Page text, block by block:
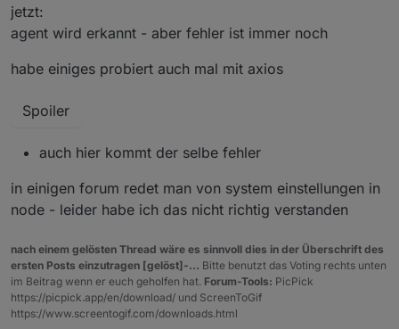
Neuer Versuch ohne Fehlermeldung (funktioniert bei
const url = 'https://corona-ampel.gv.at/sites/
        let arr = JSON.parse(json).warnstufen;
        for(let i = 0; i < arr.length; i++) {
if(arr[i].name == 'Graz (Stadt)')
        else log('Graz Warnstufe: 1');
    });
jetzt:
agent wird erkannt - aber fehler ist immer noch
habe einiges probiert auch mal mit axios
Spoiler
auch hier kommt der selbe fehler
in einigen forum redet man von system einstellungen in
node - leider habe ich das nicht richtig verstanden
nach einem gelösten Thread wäre es sinnvoll dies in der Überschrift des
ersten Posts einzutragen [gelöst]-... Bitte benutzt das Voting rechts unten
im Beitrag wenn er euch geholfen hat. Forum-Tools: PicPick
https://picpick.app/en/download/ und ScreenToGif
https://www.screentogif.com/downloads.html